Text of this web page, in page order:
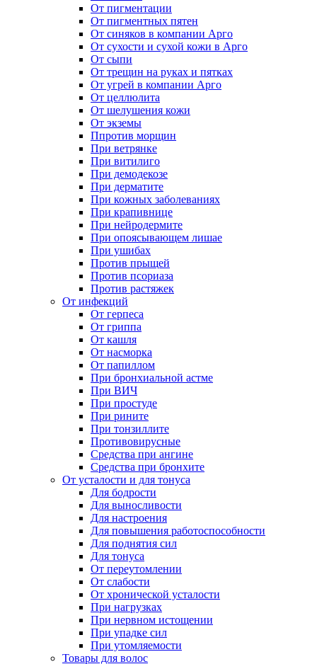
От пигментации
От пигментных пятен
От синяков в компании Арго
От сухости и сухой кожи в Арго
От сыпи
От трещин на руках и пятках
От угрей в компании Арго
От целлюлита
От шелушения кожи
От экземы
Ппротив морщин
При ветрянке
При витилиго
При демодекозе
При дерматите
При кожных заболеваниях
При крапивнице
При нейродермите
При опоясывающем лишае
При ушибах
Против прыщей
Против псориаза
Против растяжек
От инфекций
От герпеса
От гриппа
От кашля
От насморка
От папиллом
При бронхиальной астме
При ВИЧ
При простуде
При рините
При тонзиллите
Противовирусные
Средства при ангине
Средства при бронхите
От усталости и для тонуса
Для бодрости
Для выносливости
Для настроения
Для повышения работоспособности
Для поднятия сил
Для тонуса
От переутомлении
От слабости
От хронической усталости
При нагрузках
При нервном истощении
При упадке сил
При утомляемости
Товары для волос